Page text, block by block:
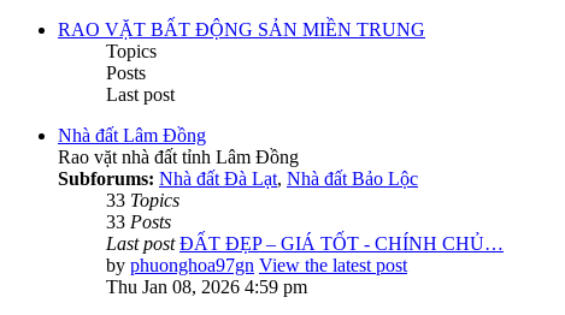
RAO VẶT BẤT ĐỘNG SẢN MIỀN TRUNG
Topics
Posts
Last post
Nhà đất Lâm Đồng
Rao vặt nhà đất tỉnh Lâm Đồng
Subforums: Nhà đất Đà Lạt, Nhà đất Bảo Lộc
33 Topics
33 Posts
Last post ĐẤT ĐẸP – GIÁ TỐT - CHÍNH CHỦ…
by phuonghoa97gn View the latest post
Thu Jan 08, 2026 4:59 pm